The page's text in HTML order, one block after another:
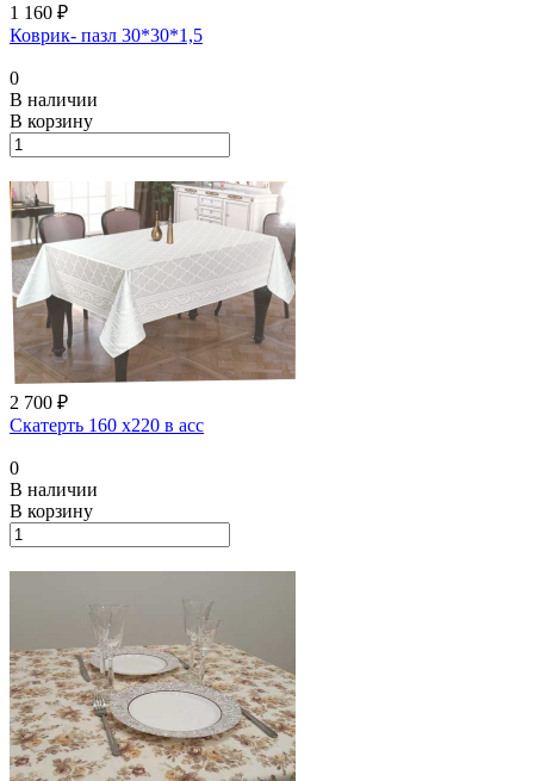
1 160 ₽
Коврик- пазл 30*30*1,5
0
В наличии
В корзину
2 700 ₽
Скатерть 160 х220 в асс
0
В наличии
В корзину